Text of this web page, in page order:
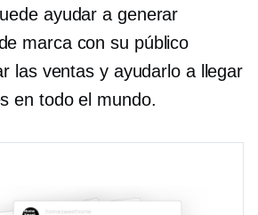
ayudar a generar
marca con su público
las ventas y ayudarlo a llegar
en todo el mundo.